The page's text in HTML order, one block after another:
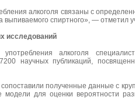
алкоголя связаны с
выпиваемого спиртного», — отметил
исследований
алкоголя
научных публикаций,
сопоставили полученные данные с
модели для оценки вероятности